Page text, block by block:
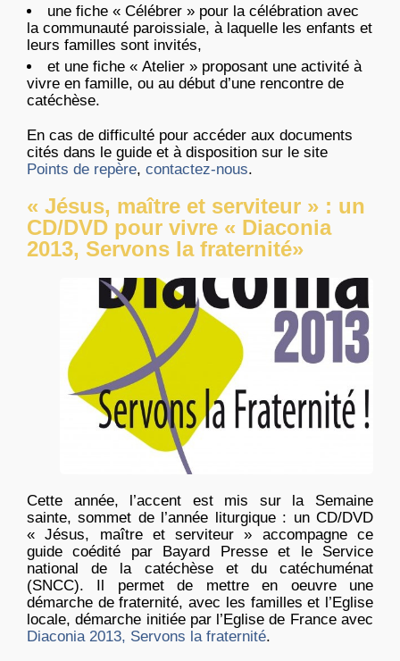
une fiche « Célébrer » pour la célébration avec
la communauté paroissiale, à laquelle les enfants et
leurs familles sont invités,
et une fiche « Atelier » proposant une activité à
vivre en famille, ou au début d’une rencontre de
catéchèse.
En cas de difficulté pour accéder aux documents
cités dans le guide et à disposition sur le site
Points de repère, contactez-nous.
« Jésus, maître et serviteur » : un
CD/DVD pour vivre « Diaconia
2013, Servons la fraternité»
Cette année, l’accent est mis sur la Semaine
sainte, sommet de l’année liturgique : un CD/DVD
« Jésus, maître et serviteur » accompagne ce
guide coédité par Bayard Presse et le Service
national de la catéchèse et du catéchuménat
(SNCC). Il permet de mettre en oeuvre une
démarche de fraternité, avec les familles et l’Eglise
locale, démarche initiée par l’Eglise de France avec
Diaconia 2013, Servons la fraternité.